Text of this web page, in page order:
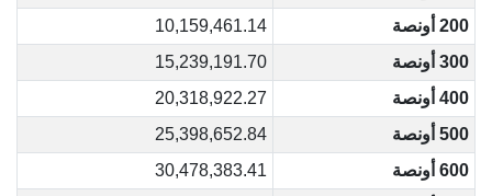
200 أونصة
10,159,461.14
300 أونصة
15,239,191.70
400 أونصة
20,318,922.27
500 أونصة
25,398,652.84
600 أونصة
30,478,383.41